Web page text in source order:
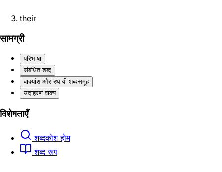
their
सामग्री
परिभाषा
संबंधित शब्द
वाक्यांश और स्थायी शब्दसमूह
उदाहरण वाक्य
विशेषताएँ
शब्दकोश होम
शब्द रूप